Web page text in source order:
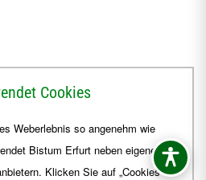
Cookies
Weberlebnis so angenehm wie
Bistum Erfurt neben eigenen
Klicken Sie auf „Cookies